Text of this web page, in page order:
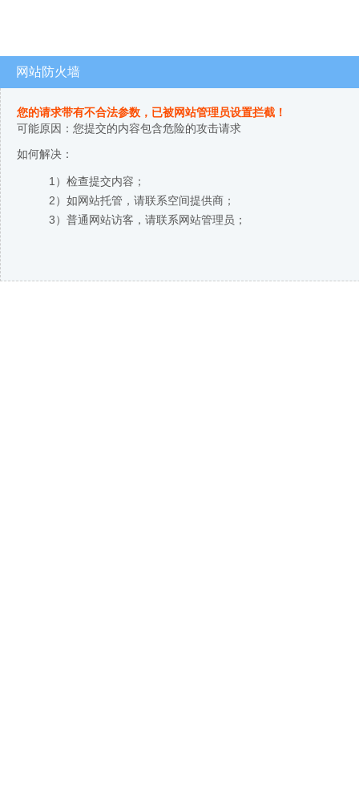
网站防火墙
您的请求带有不合法参数，已被网站管理员设置拦截！
可能原因：您提交的内容包含危险的攻击请求
如何解决：
1）检查提交内容；
2）如网站托管，请联系空间提供商；
3）普通网站访客，请联系网站管理员；